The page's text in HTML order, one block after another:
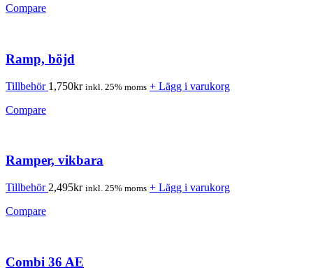
Compare
Ramp, böjd
Tillbehör 1,750kr inkl. 25% moms + Lägg i varukorg
Compare
Ramper, vikbara
Tillbehör 2,495kr inkl. 25% moms + Lägg i varukorg
Compare
Combi 36 AE